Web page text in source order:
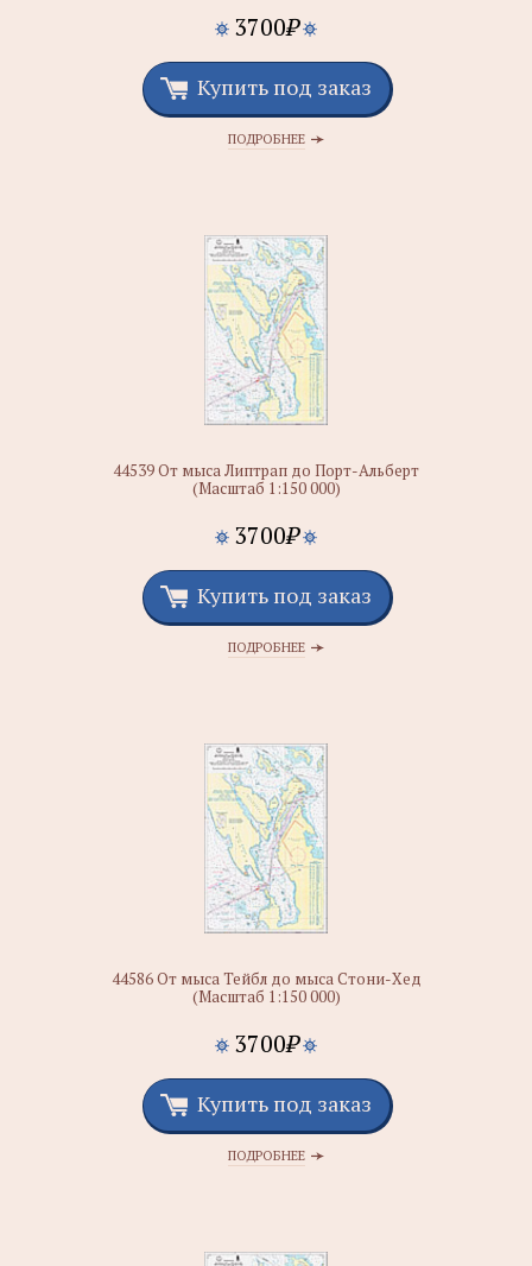
3700₽
Купить под заказ
ПОДРОБНЕЕ
44539 От мыса Липтрап до Порт-Альберт
(Масштаб 1:150 000)
3700₽
Купить под заказ
ПОДРОБНЕЕ
44586 От мыса Тейбл до мыса Стони-Хед
(Масштаб 1:150 000)
3700₽
Купить под заказ
ПОДРОБНЕЕ